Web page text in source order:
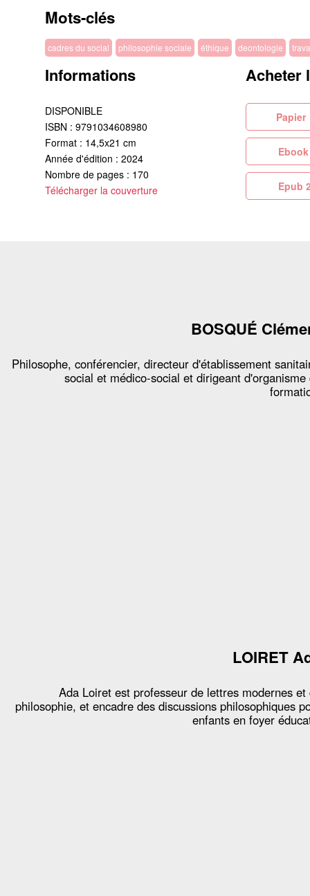
Mots-clés
cadres du social philosophie sociale éthique deontologie
Informations
DISPONIBLE
ISBN : 9791034608980
Format : 14,5x21 cm
Année d'édition : 2024
Nombre de pages : 170
Télécharger la couverture
Acheter
BOSQUÉ
Philosophe, conférencier, directeur d'établissement
social et médico-social et dirigeant d'organisme
LOIRET
Ada Loiret est professeur de lettres modernes et
philosophie, et encadre des discussions philosophiques
enfants en foyer